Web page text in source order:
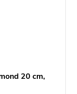
20 cm,